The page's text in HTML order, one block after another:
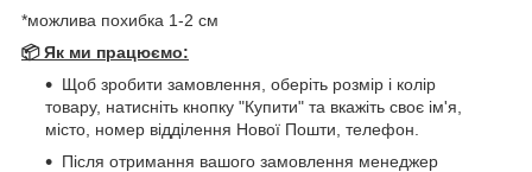
*можлива похибка 1-2 см
📦 Як ми працюємо:
Щоб зробити замовлення, оберіть розмір і колір
товару, натисніть кнопку "Купити" та вкажіть своє ім'я,
місто, номер відділення Нової Пошти, телефон.
Після отримання вашого замовлення менеджер